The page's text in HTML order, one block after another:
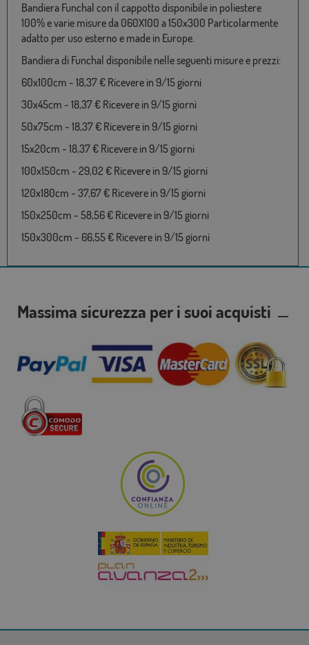
Bandiera Funchal con il cappotto disponibile in poliestere
100% e varie misure da 060X100 a 150x300 Particolarmente
adatto per uso esterno e made in Europe.
Bandiera di Funchal disponibile nelle seguenti misure e prezzi:
60x100cm - 18,37 € Ricevere in 9/15 giorni
30x45cm - 18,37 € Ricevere in 9/15 giorni
50x75cm - 18,37 € Ricevere in 9/15 giorni
15x20cm - 18,37 € Ricevere in 9/15 giorni
100x150cm - 29,02 € Ricevere in 9/15 giorni
120x180cm - 37,67 € Ricevere in 9/15 giorni
150x250cm - 58,56 € Ricevere in 9/15 giorni
150x300cm - 66,55 € Ricevere in 9/15 giorni
Massima sicurezza per i suoi acquisti